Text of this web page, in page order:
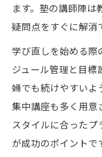
ます。塾の講師陣は
疑問点をすぐに解消
学び直しを始める際
ジュール管理と目標
婦でも続けやすいよ
集中講座も多く用意
スタイルに合った
が成功のポイントで